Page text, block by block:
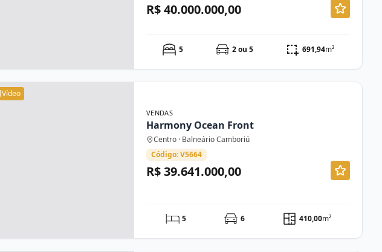
R$ 40.000.000,00
5 2 ou 5 691,94m²
Vídeo
VENDAS
Harmony Ocean Front
Centro · Balneário Camboriú
Código: V5664
R$ 39.641.000,00
5 6 410,00m²